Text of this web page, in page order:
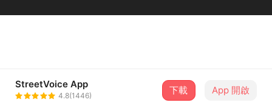
StreetVoice App
4.8(1446) 下載 App 開啟